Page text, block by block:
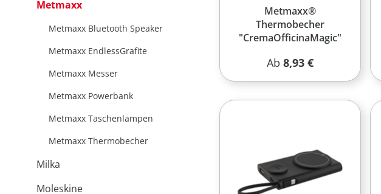
Metmaxx®
Thermobecher
"CremaOfficinaMagic"
Regulärer Preis:
Ab8,93 €
Metmaxx
Metmaxx Bluetooth Speaker
Metmaxx EndlessGrafite
Metmaxx Messer
Metmaxx Powerbank
Metmaxx Taschenlampen
Metmaxx Thermobecher
Milka
Moleskine